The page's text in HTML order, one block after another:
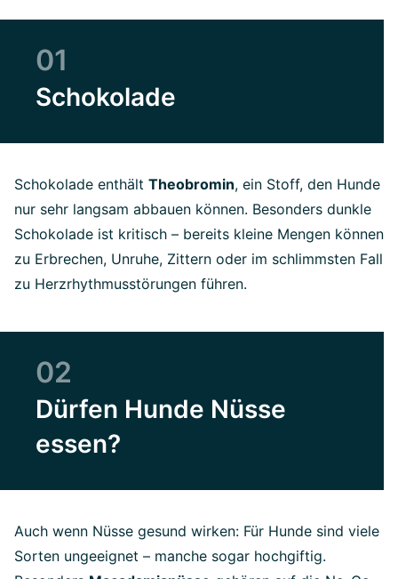
01
Schokolade
Schokolade enthält Theobromin, ein Stoff, den Hunde
nur sehr langsam abbauen können. Besonders dunkle
Schokolade ist kritisch – bereits kleine Mengen können
zu Erbrechen, Unruhe, Zittern oder im schlimmsten Fall
zu Herzrhythmusstörungen führen.
02
Dürfen Hunde Nüsse
essen?
Auch wenn Nüsse gesund wirken: Für Hunde sind viele
Sorten ungeeignet – manche sogar hochgiftig.